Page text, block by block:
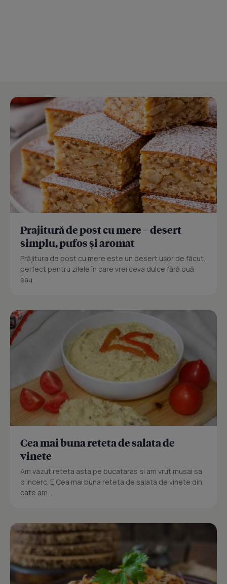
Prajitură de post cu mere – desert
simplu, pufos și aromat
Prăjitura de post cu mere este un desert ușor de făcut,
perfect pentru zilele în care vrei ceva dulce fără ouă
sau...
Cea mai buna reteta de salata de
vinete
Am vazut reteta asta pe bucataras si am vrut musai sa
o incerc. E Cea mai buna reteta de salata de vinete din
cate am...